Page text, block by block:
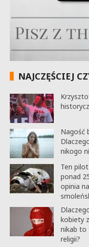
NAJCZĘŚCIEJ
Nagość
nikogo
Ten
ponad
opinia
kobiety
nikab to
religii?